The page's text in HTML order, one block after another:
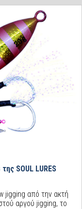
SOUL LURES
jigging από την ακτή
αργού jigging, το